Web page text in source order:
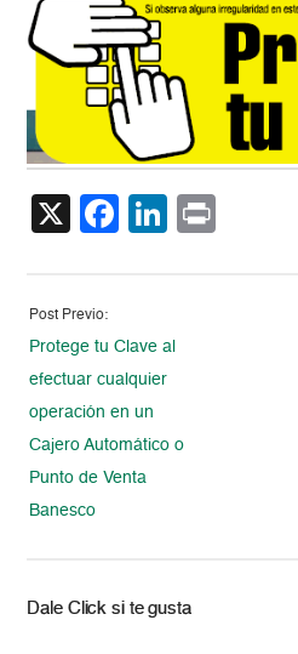
X Facebook
LinkedIn
Post Previo:
Protege tu Clave al
efectuar cualquier
operación en un
Cajero Automático o
Punto de Venta
Banesco
Dale Click si te gusta